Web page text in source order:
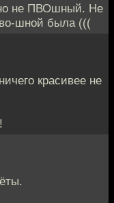
не ПВОшный. Не
шной была (((
красивее не